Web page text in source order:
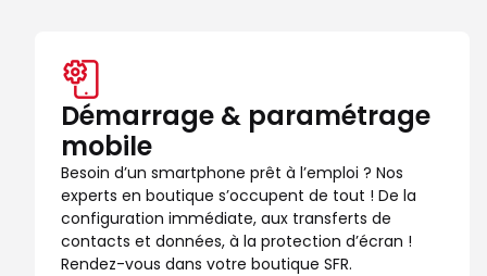
Démarrage & paramétrage
mobile
Besoin d’un smartphone prêt à l’emploi ? Nos
experts en boutique s’occupent de tout ! De la
configuration immédiate, aux transferts de
contacts et données, à la protection d’écran !
Rendez-vous dans votre boutique SFR.